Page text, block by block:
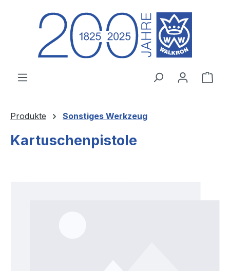
Zum Hauptinhalt springen
Produkte Sonstiges Werkzeug
Kartuschenpistole